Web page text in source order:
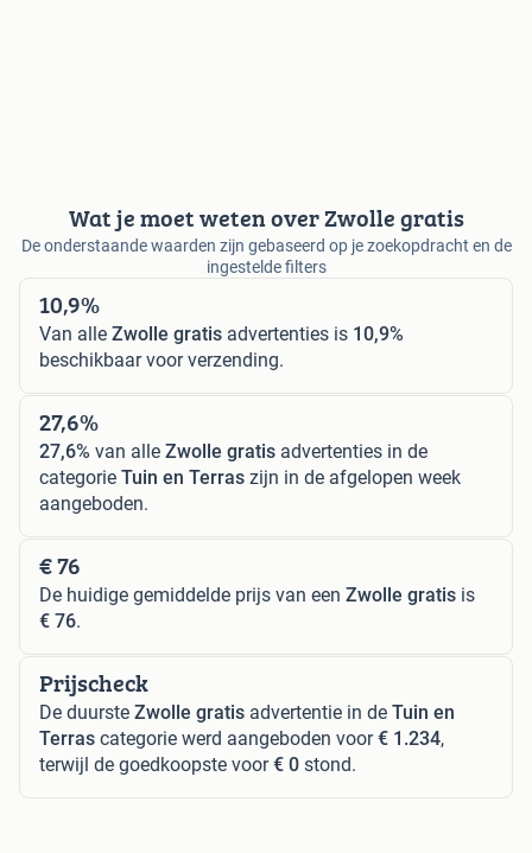
Wat je moet weten over Zwolle gratis
De onderstaande waarden zijn gebaseerd op je zoekopdracht en de
ingestelde filters
10,9%
Van alle Zwolle gratis advertenties is 10,9%
beschikbaar voor verzending.
27,6%
27,6% van alle Zwolle gratis advertenties in de
categorie Tuin en Terras zijn in de afgelopen week
aangeboden.
€ 76
De huidige gemiddelde prijs van een Zwolle gratis is
€ 76.
Prijscheck
De duurste Zwolle gratis advertentie in de Tuin en
Terras categorie werd aangeboden voor€ 1.234,
terwijl de goedkoopste voor€ 0 stond.